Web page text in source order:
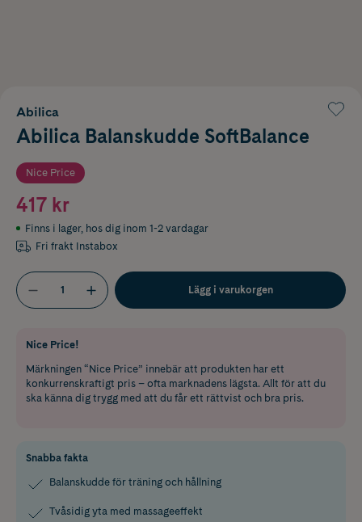
Abilica
Abilica Balanskudde SoftBalance
Nice Price
417 kr
Finns i lager, hos dig inom 1-2 vardagar
Fri frakt Instabox
Lägg i varukorgen
Nice Price!
Märkningen “Nice Price” innebär att produkten har ett
konkurrenskraftigt pris – ofta marknadens lägsta. Allt för att du
ska känna dig trygg med att du får ett rättvist och bra pris.
Snabba fakta
Balanskudde för träning och hållning
Tvåsidig yta med massageeffekt